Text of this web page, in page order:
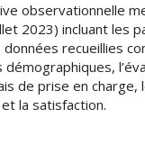
observationnelle
2023) incluant les
recueillies
de prise en charge,
la satisfaction.